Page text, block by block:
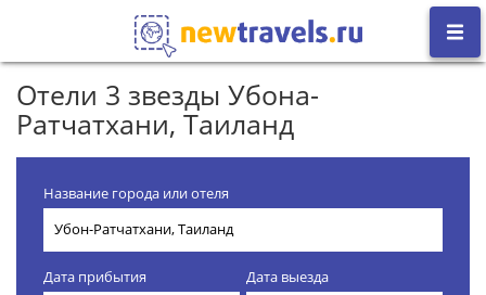
Отели 3 звезды Убона-
Ратчатхани, Таиланд
Название города или отеля
Дата прибытия Дата выезда